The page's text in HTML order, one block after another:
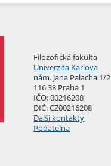
Filozofická fakulta
Univerzita Karlova
nám. Jana Palacha 1/2
116 38 Praha 1
IČO: 00216208
DIČ: CZ00216208
Další kontakty
Podatelna